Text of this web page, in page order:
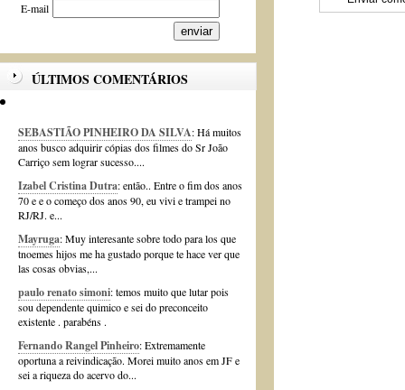
E-mail
ÚLTIMOS COMENTÁRIOS
SEBASTIÃO PINHEIRO DA SILVA: Há muitos
anos busco adquirir cópias dos filmes do Sr João
Carriço sem lograr sucesso....
Izabel Cristina Dutra: então.. Entre o fim dos anos
70 e e o começo dos anos 90, eu vivi e trampei no
RJ/RJ. e...
Mayruga: Muy interesante sobre todo para los que
tnoemes hijos me ha gustado porque te hace ver que
las cosas obvias,...
paulo renato simoni: temos muito que lutar pois
sou dependente quimico e sei do preconceito
existente . parabéns .
Fernando Rangel Pinheiro: Extremamente
oportuna a reivindicação. Morei muito anos em JF e
sei a riqueza do acervo do...